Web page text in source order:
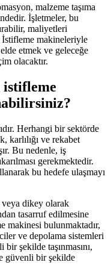
malzeme taşıma
İşletmeler, bu
maliyetleri
makineleriyle
etmek ve geleceğe
olacaktır.
Herhangi bir sektörde
karlılığı ve rekabet
Bu nedenle, iş
gerekmektedir.
bu hedefe ulaşmayı
dikey olarak
tasarruf edilmesine
makinesi bulunmaktadır,
ve depolama sistemleri
şekilde taşınmasını,
güvenli bir şekilde